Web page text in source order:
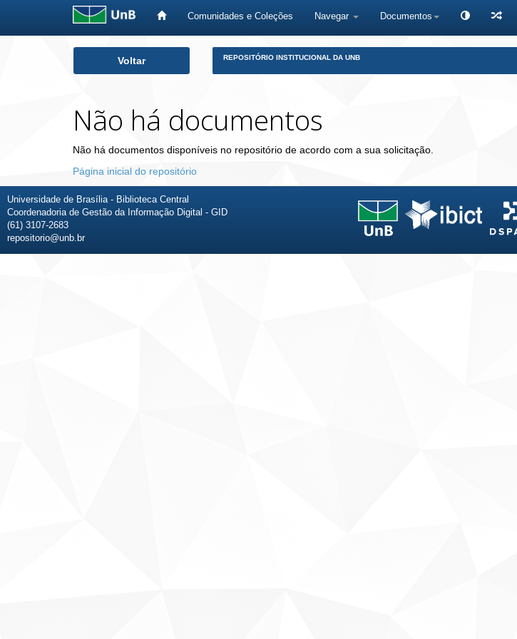
Comunidades e Coleções Navegar Documentos
Voltar REPOSITÓRIO INSTITUCIONAL DA UNB
Não há documentos
Não há documentos disponíveis no repositório de acordo com a sua solicitação.
Página inicial do repositório
Universidade de Brasília - Biblioteca Central
Coordenadoria de Gestão da Informação Digital - GID
(61) 3107-2683
repositorio@unb.br